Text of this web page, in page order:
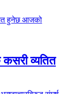
व्यतित